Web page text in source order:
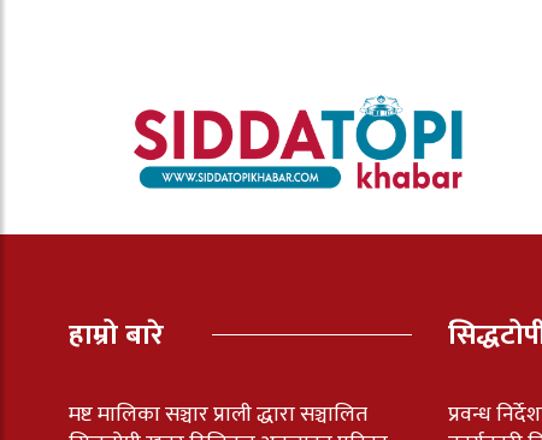
हाम्रो बारे
मष्ट मालिका सञ्चार प्राली द्धारा सञ्चालित
प्रवन्ध